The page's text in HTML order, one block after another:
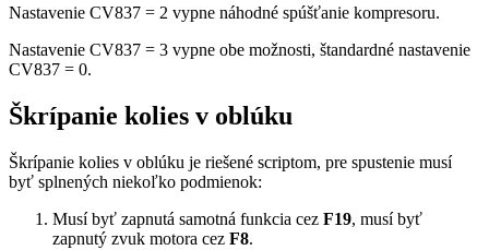
Nastavenie CV837 = 2 vypne náhodné spúšťanie kompresoru.
Nastavenie CV837 = 3 vypne obe možnosti, štandardné nastavenie
CV837 = 0.
Škrípanie kolies v oblúku
Škrípanie kolies v oblúku je riešené scriptom, pre spustenie musí
byť splnených niekoľko podmienok:
Musí byť zapnutá samotná funkcia cez F19, musí byť
zapnutý zvuk motora cez F8.